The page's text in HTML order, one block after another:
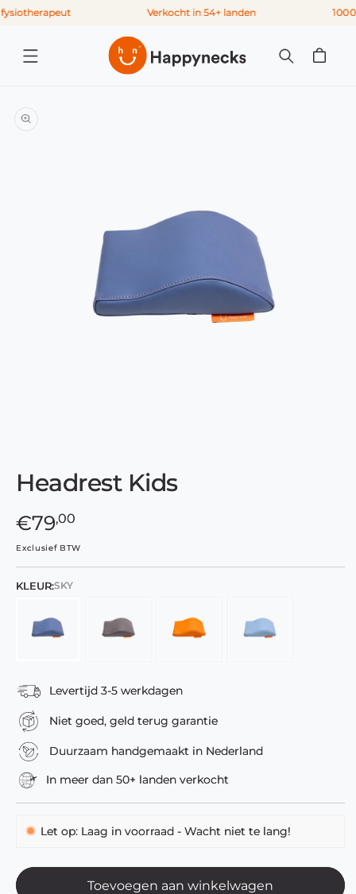
naar de
Verkocht in 54+ landen 1000+
Winkelwagen
openen
Headrest Kids
Normale
prijs
€79,00
Exclusief BTW
KLEUR:SKY
Levertijd 3-5 werkdagen
Niet goed, geld terug garantie
Duurzaam handgemaakt in Nederland
In meer dan 50+ landen verkocht
Let op: Laag in voorraad - Wacht niet te lang!
Toevoegen aan winkelwagen